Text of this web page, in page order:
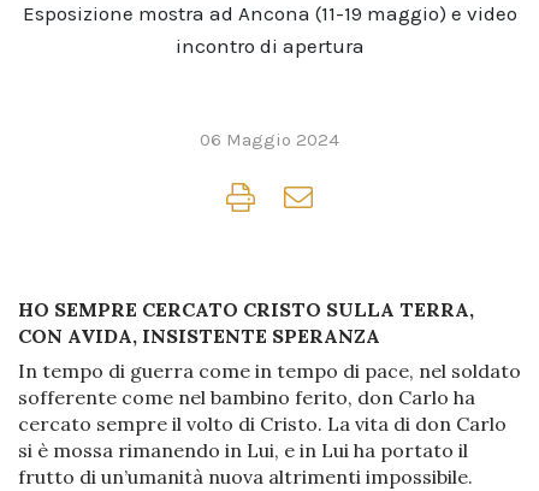
Esposizione mostra ad Ancona (11-19 maggio) e video
incontro di apertura
06 Maggio 2024
HO SEMPRE CERCATO CRISTO SULLA TERRA,
CON AVIDA, INSISTENTE SPERANZA
In tempo di guerra come in tempo di pace, nel soldato
sofferente come nel bambino ferito, don Carlo ha
cercato sempre il volto di Cristo. La vita di don Carlo
si è mossa rimanendo in Lui, e in Lui ha portato il
frutto di un’umanità nuova altrimenti impossibile.